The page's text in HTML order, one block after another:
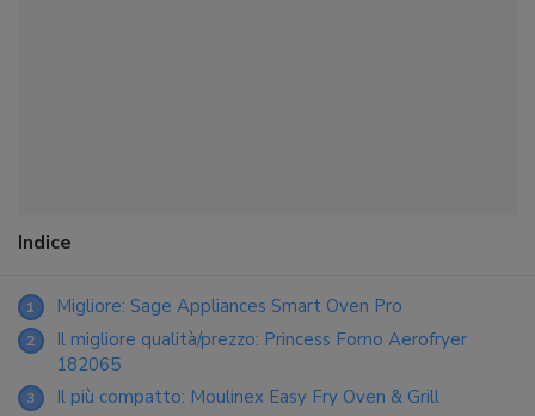
Indice
1 Migliore: Sage Appliances Smart Oven Pro
2
Il migliore qualità/prezzo: Princess Forno Aerofryer
182065
3 Il più compatto: Moulinex Easy Fry Oven & Grill